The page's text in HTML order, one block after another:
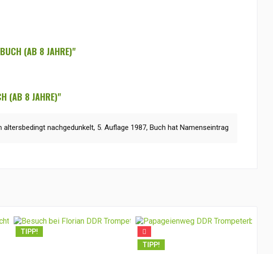
(AB 8 JAHRE)"
(AB 8 JAHRE)"
nachgedunkelt, 5. Auflage 1987, Buch hat Namenseintrag
TIPP!
TIPP!